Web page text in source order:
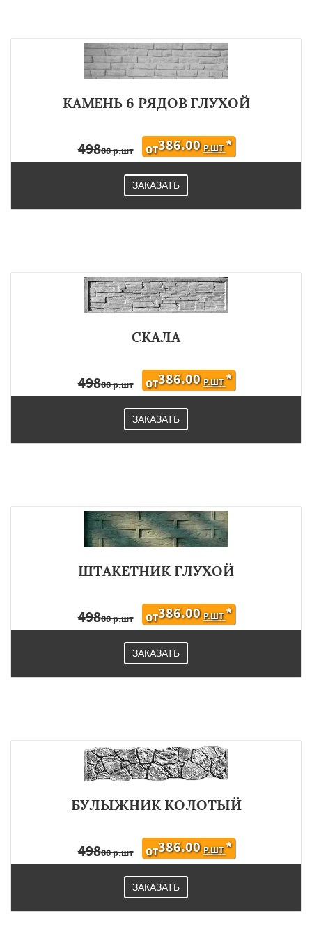
КАМЕНЬ 6 РЯДОВ ГЛУХОЙ
49800 р.шт ОТ386.00 Р.ШТ*
ЗАКАЗАТЬ
СКАЛА
49800 р.шт ОТ386.00 Р.ШТ*
ЗАКАЗАТЬ
ШТАКЕТНИК ГЛУХОЙ
49800 р.шт ОТ386.00 Р.ШТ*
ЗАКАЗАТЬ
БУЛЫЖНИК КОЛОТЫЙ
49800 р.шт ОТ386.00 Р.ШТ*
ЗАКАЗАТЬ